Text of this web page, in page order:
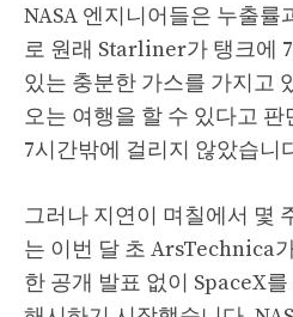
NASA 엔지니어들은 누출률
로 원래 Starliner가 탱크에
있는 충분한 가스를 가지고
오는 여행을 할 수 있다고
7시간밖에 걸리지 않았습니
그러나 지연이 며칠에서 몇
는 이번 달 초 ArsTechnica
한 공개 발표 없이 SpaceX